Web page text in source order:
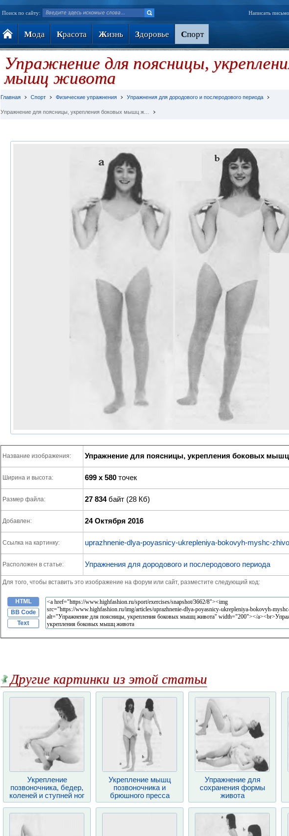
Поиск по сайту: Написать письмо
Мода Красота Жизнь Здоровье Спорт
Упражнение для поясницы,
мышц живота
Главная Спорт Физические упражнения Упражнения для дородового и послеродового периода
Упражнение для поясницы, укрепления боковых мышц ж…
Название изображения: Упражнение для поясницы, укрепления боковых
Ширина и высота: 699 x 580 точек
Размер файла: 27 834байт (28 Кб)
Добавлен: 24 Октября 2016
Ссылка на картинку: uprazhnenie-dlya-poyasnicy-ukrepleniya-bokovyh-myshc-
Расположен в статье: Упражнения для дородового и послеродового периода
Для того, чтобы вставить это изображение на форум или сайт, разместите следующий код:
HTML
BB Code
Text
Другие картинки из этой статьи
Укрепление
позвоночника, бедер,
коленей и ступней ног
Укрепление мышц
позвоночника и
брюшного пресса
Упражнение для
сохранения формы
живота